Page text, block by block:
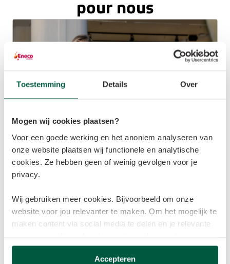
Toestemming Details Over
Mogen wij cookies plaatsen?
Voor een goede werking en het anoniem analyseren van
onze website plaatsen wij functionele en analytische
cookies. Ze hebben geen of weinig gevolgen voor je
privacy.
Wij gebruiken meer cookies. Bijvoorbeeld om onze
website voor jou relevanter te maken. Om het mogelijk te
maken content via social media te delen en je relevante
websites van derden.
Accepteren
pour nous
20 novembre 2023